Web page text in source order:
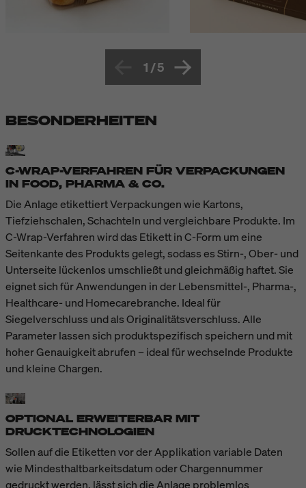
1 /5
BESONDERHEITEN
C-WRAP-VERFAHREN FÜR VERPACKUNGEN
IN FOOD, PHARMA & CO.
Die Anlage etikettiert Verpackungen wie Kartons,
Tiefziehschalen, Schachteln und vergleichbare Produkte. Im
C-Wrap-Verfahren wird das Etikett in C-Form um eine
Seitenkante des Produkts gelegt, sodass es Stirn-, Ober- und
Unterseite lückenlos umschließt und gleichmäßig haftet. Sie
eignet sich für Anwendungen in der Lebensmittel-, Pharma-,
Healthcare- und Homecarebranche. Ideal für
Siegelverschluss und als Originalitätsverschluss. Alle
Parameter lassen sich produktspezifisch speichern und mit
hoher Genauigkeit abrufen – ideal für wechselnde Produkte
und kleine Chargen.
OPTIONAL ERWEITERBAR MIT
DRUCKTECHNOLOGIEN
Sollen auf die Etiketten vor der Applikation variable Daten
wie Mindesthaltbarkeitsdatum oder Chargennummer
gedruckt werden, lässt sich die Anlage problemlos